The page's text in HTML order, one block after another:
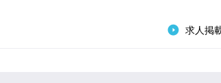
求人掲